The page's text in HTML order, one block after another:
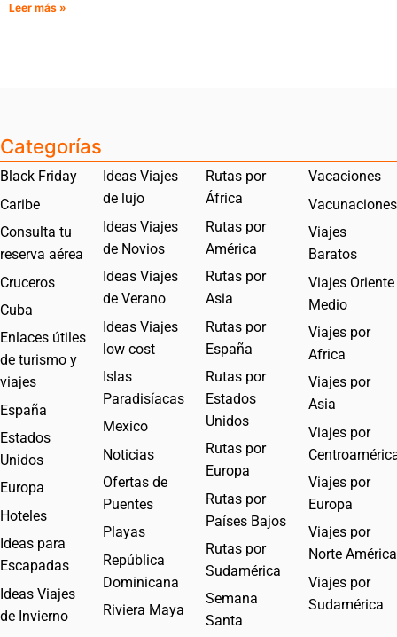
Leer más »
Categorías
Black Friday
Caribe
Consulta tu
reserva aérea
Cruceros
Cuba
Enlaces útiles
de turismo y
viajes
España
Estados
Unidos
Europa
Hoteles
Ideas para
Escapadas
Ideas Viajes
de Invierno
Ideas Viajes
de lujo
Ideas Viajes
de Novios
Ideas Viajes
de Verano
Ideas Viajes
low cost
Islas
Paradisíacas
Mexico
Noticias
Ofertas de
Puentes
Playas
República
Dominicana
Riviera Maya
Rutas por
África
Rutas por
América
Rutas por
Asia
Rutas por
España
Rutas por
Estados
Unidos
Rutas por
Europa
Rutas por
Países Bajos
Rutas por
Sudamérica
Semana
Santa
Vacaciones
Vacunaciones
Viajes
Baratos
Viajes Oriente
Medio
Viajes por
Africa
Viajes por
Asia
Viajes por
Viajes por
Europa
Viajes por
Norte América
Viajes por
Sudamérica